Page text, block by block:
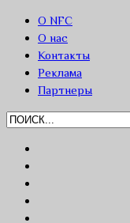
О NFC
О нас
Контакты
Реклама
Партнеры